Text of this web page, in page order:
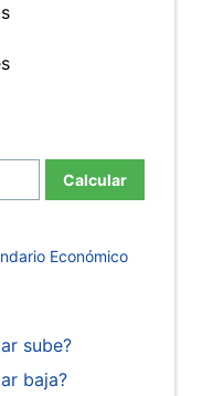
Calcular
Económico
sube?
baja?